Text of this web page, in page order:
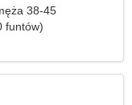
38-45
funtów)